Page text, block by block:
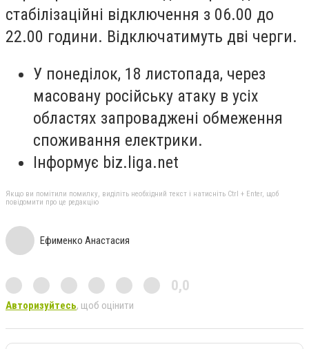
стабілізаційні відключення з 06.00 до
22.00 години. Відключатимуть дві черги.
У понеділок, 18 листопада, через
масовану російську атаку в усіх
областях запроваджені обмеження
споживання електрики.
Інформує biz.liga.net
Якщо ви помітили помилку, виділіть необхідний текст і натисніть Ctrl + Enter, щоб
повідомити про це редакцію
Ефименко Анастасия
0,0
Авторизуйтесь, щоб оцінити